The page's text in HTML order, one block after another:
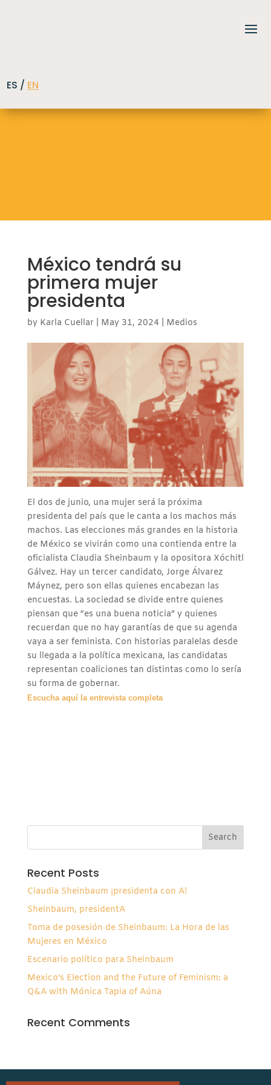
ES / EN
México tendrá su
primera mujer
presidenta
by Karla Cuellar May 31, 2024| Medios
El dos de junio, una mujer será la próxima
presidenta del país que le canta a los machos más
machos. Las elecciones más grandes en la historia
de México se vivirán como una contienda entre la
oficialista Claudia Sheinbaum y la opositora Xóchitl
Gálvez. Hay un tercer candidato, Jorge Álvarez
Máynez, pero son ellas quienes encabezan las
encuestas. La sociedad se divide entre quienes
piensan que “es una buena noticia” y quienes
recuerdan que no hay garantías de que su agenda
vaya a ser feminista. Con historias paralelas desde
su llegada a la política mexicana, las candidatas
representan coaliciones tan distintas como lo sería
su forma de gobernar.
Escucha aquí la entrevista completa
Recent Posts
Claudia Sheinbaum ¡presidenta con A!
Sheinbaum, presidentA
Toma de posesión de Sheinbaum: La Hora de las
Mujeres en México
Escenario político para Sheinbaum
Mexico’s Election and the Future of Feminism: a
Q&A with Mónica Tapia of Aúna
Recent Comments